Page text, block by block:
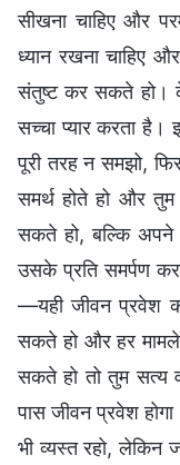
सीखना चाहिए और
ध्यान रखना चाहिए
संतुष्ट कर सकते हो।
सच्चा प्यार करता
पूरी तरह न समझो,
समर्थ होते हो और
सकते हो, बल्कि अपने
उसके प्रति समर्पण
—यही जीवन प्रवेश
सकते हो और हर
सकते हो तो तुम सत्य
पास जीवन प्रवेश
भी व्यस्त रहो, लेकिन